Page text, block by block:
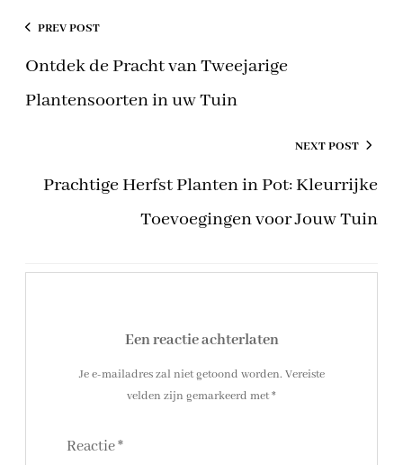
PREV POST
Ontdek de Pracht van Tweejarige
Plantensoorten in uw Tuin
NEXT POST
Prachtige Herfst Planten in Pot: Kleurrijke
Toevoegingen voor Jouw Tuin
Een reactie achterlaten
Je e-mailadres zal niet getoond worden. Vereiste
velden zijn gemarkeerd met*
Reactie*